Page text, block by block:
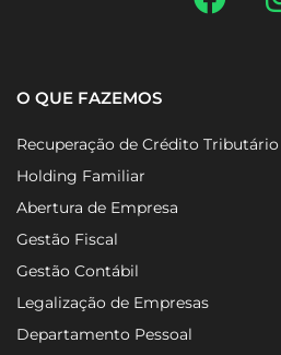
O QUE FAZEMOS
Recuperação de Crédito Tributário
Holding Familiar
Abertura de Empresa
Gestão Fiscal
Gestão Contábil
Legalização de Empresas
Departamento Pessoal